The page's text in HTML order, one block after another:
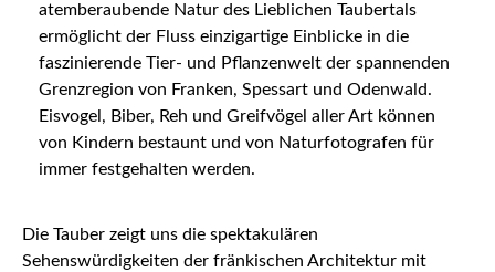
atemberaubende Natur des Lieblichen Taubertals
ermöglicht der Fluss einzigartige Einblicke in die
faszinierende Tier- und Pflanzenwelt der spannenden
Grenzregion von Franken, Spessart und Odenwald.
Eisvogel, Biber, Reh und Greifvögel aller Art können
von Kindern bestaunt und von Naturfotografen für
immer festgehalten werden.
Die Tauber zeigt uns die spektakulären
Sehenswürdigkeiten der fränkischen Architektur mit